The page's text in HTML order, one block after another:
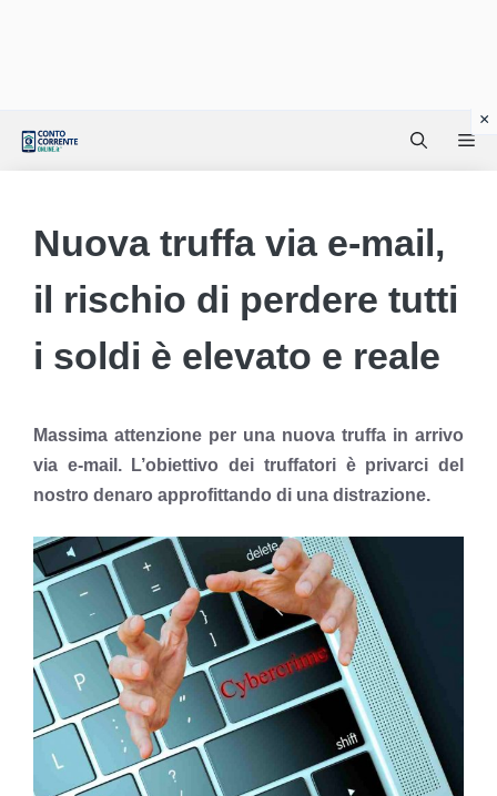
Nuova truffa via e-mail,
il rischio di perdere tutti
i soldi è elevato e reale
Massima attenzione per una nuova truffa in arrivo
via e-mail. L’obiettivo dei truffatori è privarci del
nostro denaro approfittando di una distrazione.